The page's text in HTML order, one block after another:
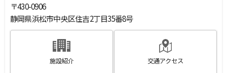
〒430-0906
静岡県浜松市中央区住吉2丁目35番8号
施設紹介 交通アクセス